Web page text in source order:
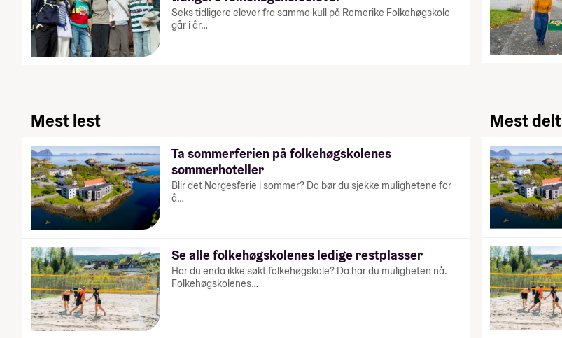
Seks tidligere elever fra samme kull på Romerike Folkehøgskole
går i år…
Mest lest
Ta sommerferien på folkehøgskolenes
sommerhoteller
Blir det Norgesferie i sommer? Da bør du sjekke mulighetene for
å…
Se alle folkehøgskolenes ledige restplasser
Har du enda ikke søkt folkehøgskole? Da har du muligheten nå.
Folkehøgskolenes…
Mest delt